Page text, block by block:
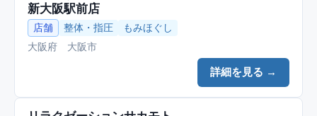
新大阪駅前店
店舗 整体・指圧
もみほぐし
大阪府 大阪市
詳細を見る →